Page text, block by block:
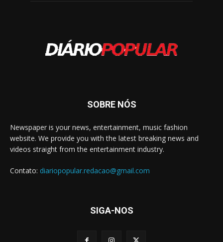
SOBRE NÓS
Newspaper is your news, entertainment, music fashion
website. We provide you with the latest breaking news and
videos straight from the entertainment industry.
Contato: diariopopular.redacao@gmail.com
SIGA-NOS